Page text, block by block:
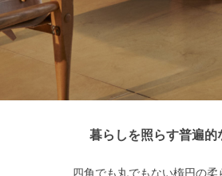
暮らしを照らす普遍的
四角でも丸でもない楕円の柔